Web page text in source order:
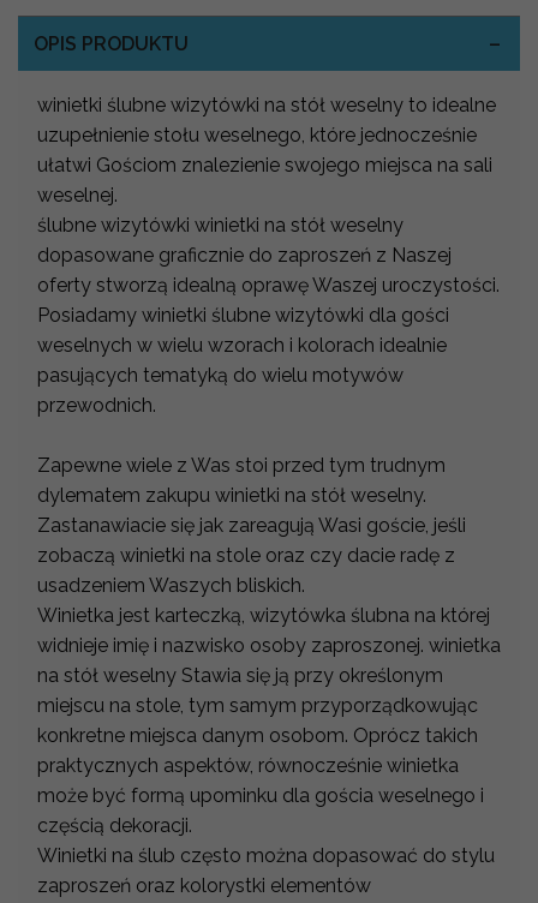
OPIS PRODUKTU
winietki ślubne wizytówki na stół weselny to idealne
uzupełnienie stołu weselnego, które jednocześnie
ułatwi Gościom znalezienie swojego miejsca na sali
weselnej.
ślubne wizytówki winietki na stół weselny
dopasowane graficznie do zaproszeń z Naszej
oferty stworzą idealną oprawę Waszej uroczystości.
Posiadamy winietki ślubne wizytówki dla gości
weselnych w wielu wzorach i kolorach idealnie
pasujących tematyką do wielu motywów
przewodnich.
Zapewne wiele z Was stoi przed tym trudnym
dylematem zakupu winietki na stół weselny.
Zastanawiacie się jak zareagują Wasi goście, jeśli
zobaczą winietki na stole oraz czy dacie radę z
usadzeniem Waszych bliskich.
Winietka jest karteczką, wizytówka ślubna na której
widnieje imię i nazwisko osoby zaproszonej. winietka
na stół weselny Stawia się ją przy określonym
miejscu na stole, tym samym przyporządkowując
konkretne miejsca danym osobom. Oprócz takich
praktycznych aspektów, równocześnie winietka
może być formą upominku dla gościa weselnego i
częścią dekoracji.
Winietki na ślub często można dopasować do stylu
zaproszeń oraz kolorystki elementów